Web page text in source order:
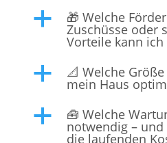
a 🎁 Welche
Zuschüsse oder
Vorteile kann ich
a 📐 Welche
mein Haus
a 🧰 Welche
notwendig –
die laufenden